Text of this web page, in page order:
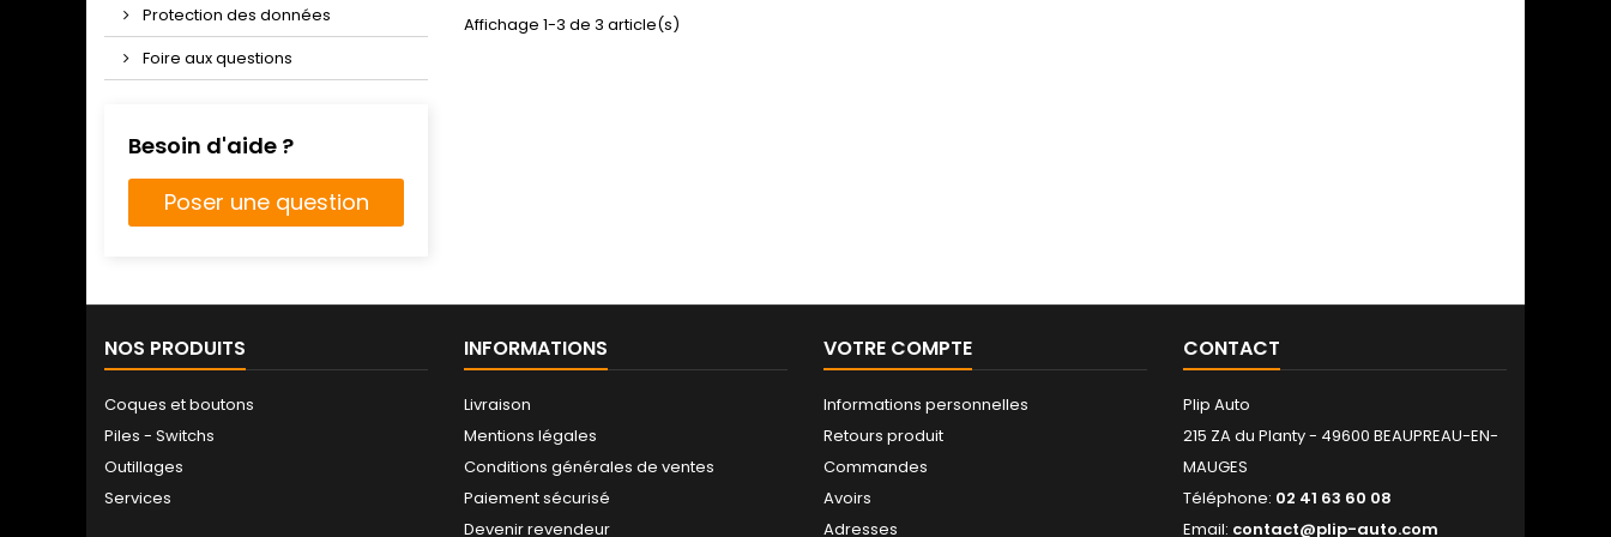
Protection des données
Foire aux questions
Besoin d'aide ?
Poser une question
Affichage 1-3 de 3 article(s)
NOS PRODUITS
Coques et boutons
Piles - Switchs
Outillages
Services
INFORMATIONS
Livraison
Mentions légales
Conditions générales de ventes
Paiement sécurisé
Devenir revendeur
VOTRE COMPTE
Informations personnelles
Retours produit
Commandes
Avoirs
Adresses
CONTACT
Plip Auto
215 ZA du Planty - 49600 BEAUPREAU-EN-
MAUGES
Téléphone: 02 41 63 60 08
Email: contact@plip-auto.com